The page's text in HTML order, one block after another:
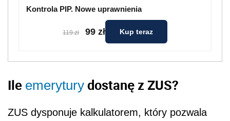
Kontrola PIP. Nowe uprawnienia
119 zł 99 zł Kup teraz
Ile emerytury dostanę z ZUS?
ZUS dysponuje kalkulatorem, który pozwala